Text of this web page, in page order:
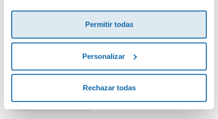
Permitir todas
Personalizar
Rechazar todas